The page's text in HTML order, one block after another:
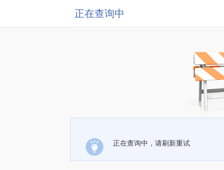
正在查询中
正在查询中，请刷新重试